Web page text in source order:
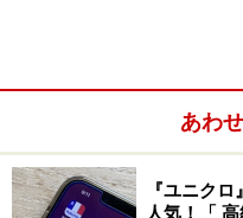
あわ
『ユニク
人気！「